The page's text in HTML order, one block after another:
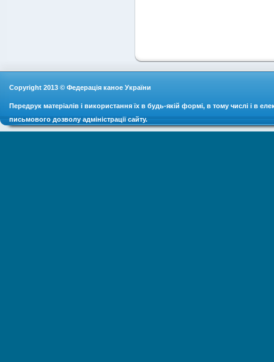
Copyright 2013 © Федерація каное України
Передрук матеріалів і використання їх в будь-якій формі, в тому числі і в
письмового дозволу адміністрації сайту.